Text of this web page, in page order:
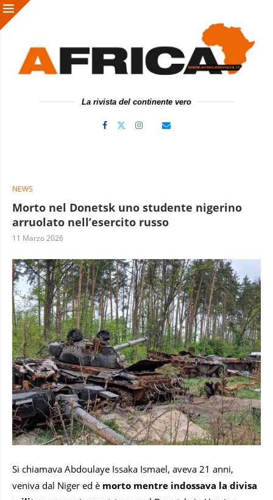
La rivista del continente vero
NEWS
Morto nel Donetsk uno studente nigerino
arruolato nell’esercito russo
11 Marzo 2026
Si chiamava Abdoulaye Issaka Ismael, aveva 21 anni,
veniva dal Niger ed è morto mentre indossava la divisa